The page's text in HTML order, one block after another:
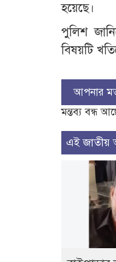
হয়েছে।
পুলিশ
বিষয়টি
আপনার
মন্তব্য বন্ধ
এই জাতীয়